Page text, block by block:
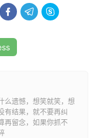
=
=
  
么遗憾，想笑就笑，想
有结果，就不要再纠
再留念，如果你抓不